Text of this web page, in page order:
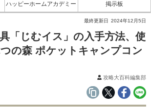
ハッピーホームアカデミー 掲示板
最終更新日 2024年12月5日
具「じむイス」の入手方法、使
の森 ポケットキャンプコン
攻略大百科編集部